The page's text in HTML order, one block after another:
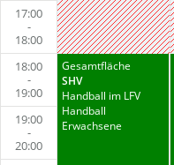
17:00
-
18:00
18:00
-
19:00
19:00
-
20:00
Gesamtfläche
SHV
Handball im LFV
Handball
Erwachsene